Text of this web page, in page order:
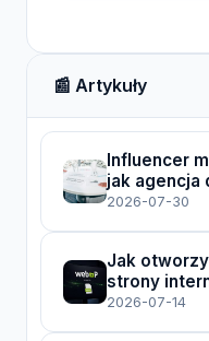
📰 Artykuły
Influencer
jak agencja
2026-07-30
Jak
strony
2026-07-14